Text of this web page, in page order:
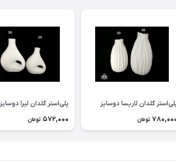
گلدان لاريسا دوسايز
تومان
پلی‌استر گلدان ليرا دوسايز
572,000 تومان